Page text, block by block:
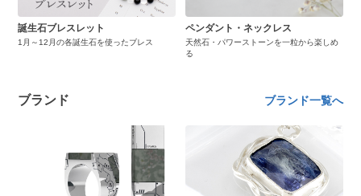
誕生石ブレスレット
1月～12月の各誕生石を使ったブレス
ペンダント・ネックレス
天然石・パワーストーンを一粒から楽しめ
る
ブランド ブランド一覧へ